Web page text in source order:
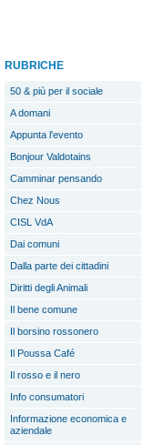
RUBRICHE
50 & più per il sociale
A domani
Appunta l'evento
Bonjour Valdotains
Camminar pensando
Chez Nous
CISL VdA
Dai comuni
Dalla parte dei cittadini
Diritti degli Animali
Il bene comune
Il borsino rossonero
Il Poussa Café
Il rosso e il nero
Info consumatori
Informazione economica e
aziendale